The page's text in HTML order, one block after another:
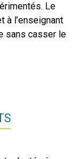
Le
l’enseignant
sans casser le